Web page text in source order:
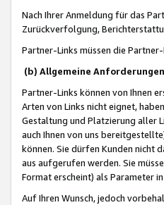
Nach Ihrer Anmeldung für das
Zurückverfolgung,
Partner-Links müssen die
(b) Allgemeine
Partner-Links können von Ihnen
Arten von Links nicht eignet,
Gestaltung und Platzierung aller
auch Ihnen von uns
können. Sie dürfen Kunden nicht
aus aufgerufen werden. Sie
Format erscheint) als Parameter
Auf Ihren Wunsch, jedoch